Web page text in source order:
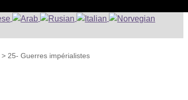
> 25- Guerres impérialistes